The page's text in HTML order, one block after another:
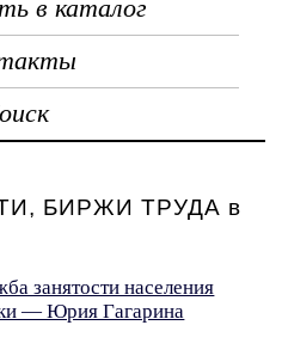
в каталог
БИРЖИ ТРУДА в
занятости населения
— Юрия Гагарина